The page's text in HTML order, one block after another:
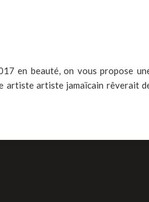
en beauté, on vous propose
artiste artiste jamaïcain rêverait